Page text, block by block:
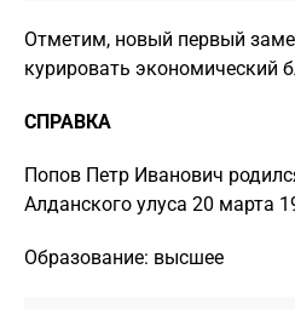
Отметим, новый первый
курировать экономический
СПРАВКА
Попов Петр Иванович
Алданского улуса 20 марта
Образование: высшее